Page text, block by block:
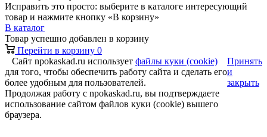
Исправить это просто: выберите в каталоге интересующий
товар и нажмите кнопку «В корзину»
В каталог
Товар успешно добавлен в корзину
Перейти в корзину 0
Сайт npokaskad.ru использует файлы куки (cookie)
для того, чтобы обеспечить работу сайта и сделать его
более удобным для пользователей.
Продолжая работу с npokaskad.ru, вы подтверждаете
использование сайтом файлов куки (cookie) вышего
браузера.
Принять
и
закрыть